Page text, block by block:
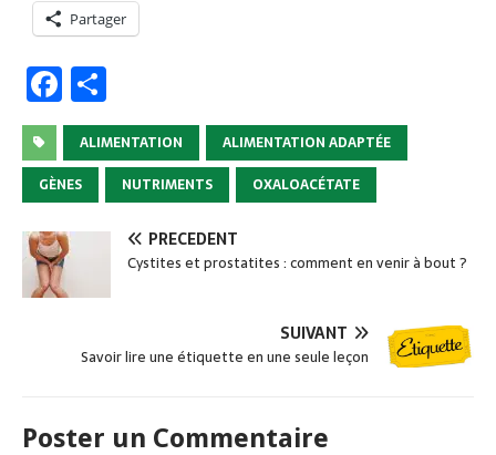
Partager
F
a
c
e
b
o
o
ar
ta
g
er
ALIMENTATION
ALIMENTATION ADAPTÉE
GÈNES
NUTRIMENTS OXALOACÉTATE
PRÉCÉDENT
Cystites et prostatites : comment en venir à bout ?
SUIVANT
Savoir lire une étiquette en une seule leçon
Poster un Commentaire